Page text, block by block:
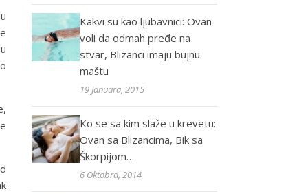
Kakvi su kao ljubavnici: Ovan
voli da odmah pređe na
stvar, Blizanci imaju bujnu
maštu
19 Januara, 2015
Ko se sa kim slaže u krevetu:
Ovan sa Blizancima, Bik sa
Škorpijom…
6 Oktobra, 2014